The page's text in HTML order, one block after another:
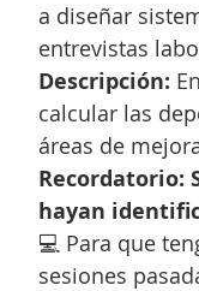
a diseñar
entrevistas
Descripción:
calcular las
áreas de
Recordatorio:
hayan
💻 Para que
sesiones